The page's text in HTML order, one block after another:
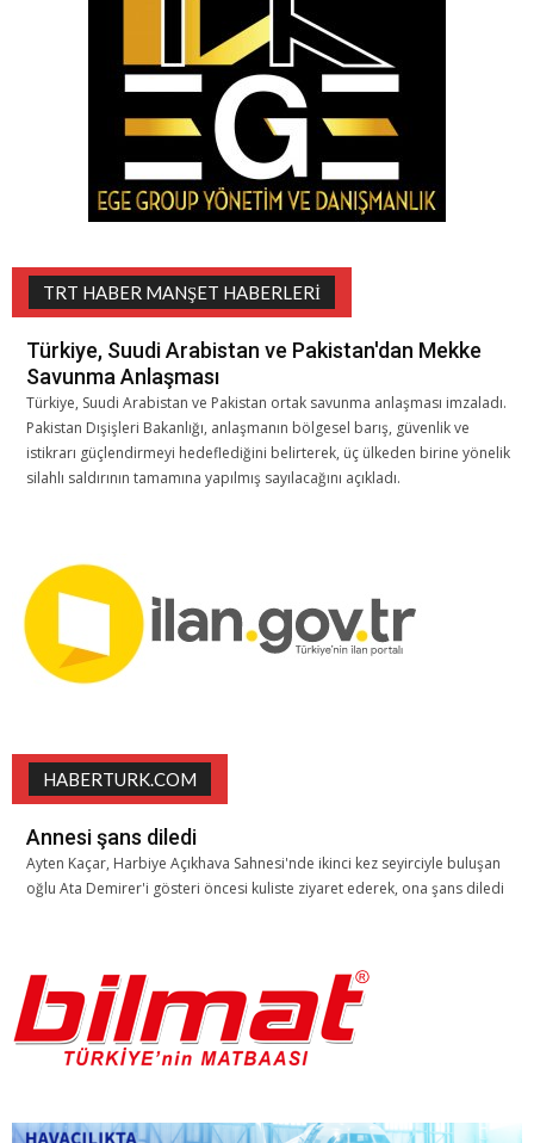
TRT HABER MANŞET HABERLERI
Türkiye, Suudi Arabistan ve Pakistan'dan Mekke
Savunma Anlaşması
Türkiye, Suudi Arabistan ve Pakistan ortak savunma anlaşması imzaladı.
Pakistan Dışişleri Bakanlığı, anlaşmanın bölgesel barış, güvenlik ve
istikrarı güçlendirmeyi hedeflediğini belirterek, üç ülkeden birine yönelik
silahlı saldırının tamamına yapılmış sayılacağını açıkladı.
HABERTURK.COM
Annesi şans diledi
Ayten Kaçar, Harbiye Açıkhava Sahnesi'nde ikinci kez seyirciyle buluşan
oğlu Ata Demirer'i gösteri öncesi kuliste ziyaret ederek, ona şans diledi